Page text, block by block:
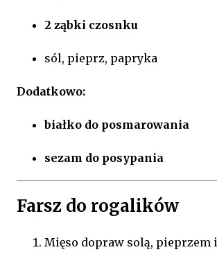
2 ząbki czosnku
sól, pieprz, papryka
Dodatkowo:
białko do posmarowania
sezam do posypania
Farsz do rogalików
Mięso dopraw solą, pieprzem